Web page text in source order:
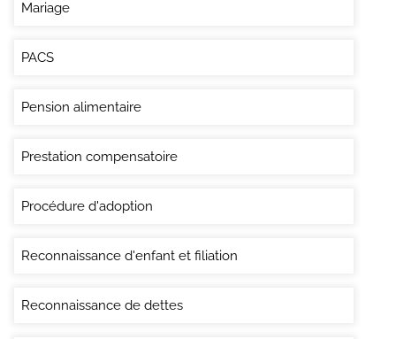
Mariage
PACS
Pension alimentaire
Prestation compensatoire
Procédure d'adoption
Reconnaissance d'enfant et filiation
Reconnaissance de dettes